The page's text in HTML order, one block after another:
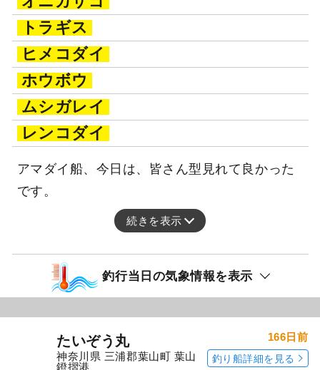
釣行日：2026年2月24日（火）小潮
アラ
アマダイ
26～38cm 1～4匹
オニカサゴ
トラギス
ヒメコダイ
ホウボウ
ムシガレイ
アマダイ船、今日は、皆さん型見れて良かった
です。
続きを表示